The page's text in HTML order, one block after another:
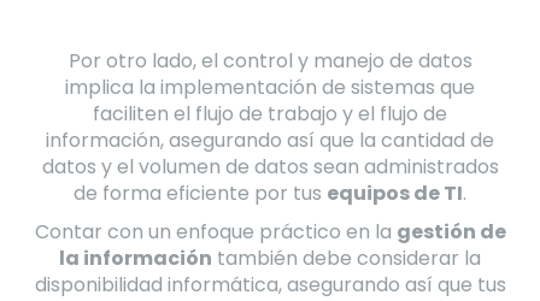
Por otro lado, el control y manejo de datos
implica la implementación de sistemas que
faciliten el flujo de trabajo y el flujo de
información, asegurando así que la cantidad de
datos y el volumen de datos sean administrados
de forma eficiente por tus equipos de TI.
Contar con un enfoque práctico en la gestión de
la información también debe considerar la
disponibilidad informática, asegurando así que tus